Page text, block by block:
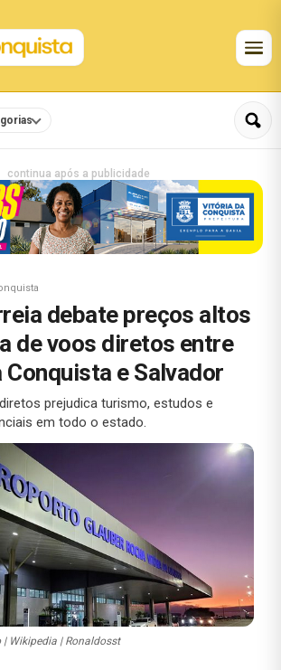
continua após a publicidade
debate preços altos
de voos diretos entre
e Salvador
prejudica turismo, estudos e
em todo o estado.
| Wikipedia | Ronaldosst